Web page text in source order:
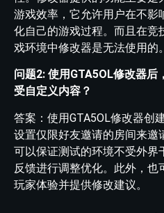
游戏效率，它允许用户在不影
化自己的游戏过程。而且在竞
戏环境中修改器是无法使用的。
问题2: 使用GTA5OL修改器后
受自定义内容？
答案：使用GTA5OL修改器创
设置仅限好友邀请的房间来邀
可以保证测试的环境不受外界
反馈进行调整优化。此外，
玩家体验并提供修改建议。